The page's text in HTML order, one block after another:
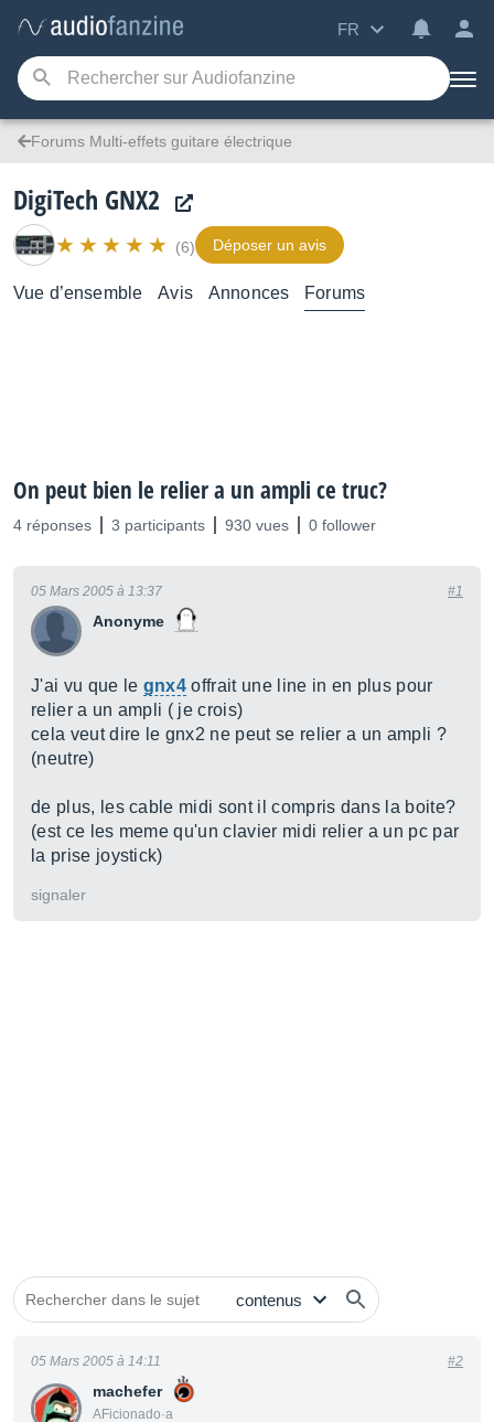
FR
Forums Multi-effets guitare électrique
DigiTech GNX2
(6) Déposer un avis
Vue d’ensemble Avis Annonces Forums
On peut bien le relier a un ampli ce truc?
4 réponses 3 participants 930 vues 0 follower
Anonyme
05 Mars 2005 à 13:37 #1
J'ai vu que le gnx4 offrait une line in en plus pour
relier a un ampli ( je crois)
cela veut dire le gnx2 ne peut se relier a un ampli ?
(neutre)
de plus, les cable midi sont il compris dans la boite?
(est ce les meme qu'un clavier midi relier a un pc par
la prise joystick)
signaler
machefer
AFicionado·a
05 Mars 2005 à 14:11 #2